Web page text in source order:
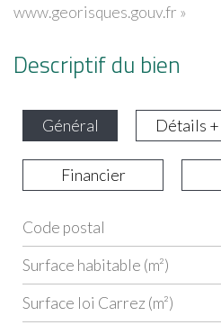
www.georisques.gouv.fr »
Descriptif du bien
Général Détails +
Financier
Label Value
Code postal
Surface habitable (m²)
Surface loi Carrez (m²)